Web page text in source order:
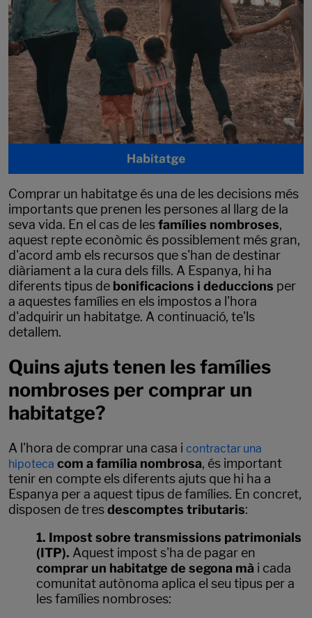
Comprar un habitatge és una de les decisions més
importants que prenen les persones al llarg de la
seva vida. En el cas de lesfamílies nombroses,
aquest repte econòmic és possiblement més gran,
d'acord amb els recursos que s'han de destinar
diàriament a la cura dels fills. A Espanya, hi ha
diferents tipus de bonificacions i deduccions per
a aquestes famílies en els impostos a l'hora
d'adquirir un habitatge. A continuació, te'ls
detallem.
Quins ajuts tenen les famílies
nombroses per comprar un
habitatge?
A l'hora de comprar una casa i contractar una
hipoteca com a família nombrosa, és important
tenir en compte els diferents ajuts que hi ha a
Espanya per a aquest tipus de famílies. En concret,
disposen de tresdescomptes tributaris:
1. Impost sobre transmissions patrimonials
(ITP). Aquest impost s'ha de pagar en
comprar un habitatge de segona mà i cada
comunitat autònoma aplica el seu tipus per a
les famílies nombroses: